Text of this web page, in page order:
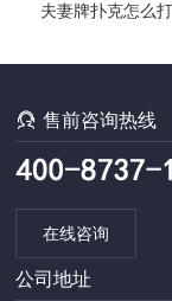
夫妻牌扑克怎么打
售前咨询热线
在线咨询
公司地址